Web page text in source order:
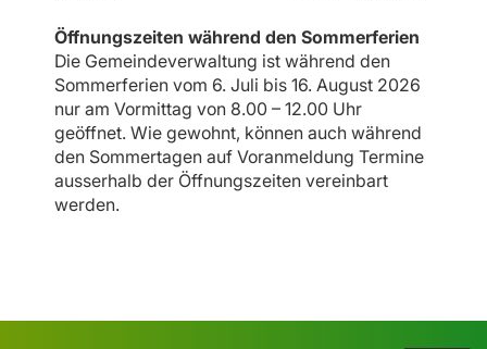
Öffnungszeiten während den Sommerferien
Die Gemeindeverwaltung ist während den
Sommerferien vom 6. Juli bis 16. August 2026
nur am Vormittag von 8.00 – 12.00 Uhr
geöffnet. Wie gewohnt, können auch während
den Sommertagen auf Voranmeldung Termine
ausserhalb der Öffnungszeiten vereinbart
werden.